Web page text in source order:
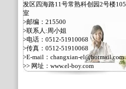
发区四海路11号常熟科创园2号楼105
室
>邮编：215500
>联系人:周小姐
>电话：0512-51910068
>传真：0512-51910068
>E-mail：changxian-el@hotmail.com
>> 网址： www.el-boy.com